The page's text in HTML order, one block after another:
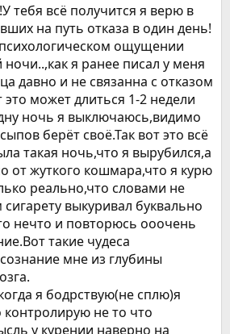
кажутся пренеприятными
людьми, и сигареты тянуть в рот и
какое-либо отношение не желаю. Но
дымок. Вот этот процесс
заменители сигарет мне никак не
мне не нравились и я так ни разу в
ни айкосы-шмайкосы, ни другие
вред организму уже
я этого точно не могу делать уже.
это раздражает. Потому что как
маячки в мозге! Знаю, что это
Пройдет чувство, что чего-то
что чего-то постоянно хочется такого
надеюсь, уже скоро.
тебя всё получится я верю в
на путь отказа в один день!
ощущении
я ранее писал у меня
давно и не связанна с отказом
это может длиться 1-2 недели
ночь я выключаюсь,видимо
берёт своё.Так вот это всё
такая ночь,что я вырубился,а
от жуткого кошмара,что я курю
реально,что словами не
выкуривал буквально
нечто и повторюсь ооочень
такие чудеса
мне из глубины
я бодрствую(не сплю)я
контролирую не то что
у курении наверно на